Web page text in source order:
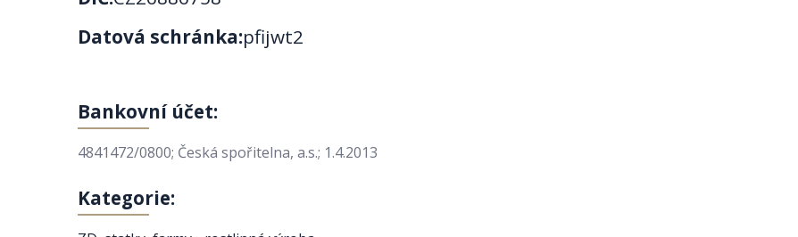
Datová schránka:pfijwt2
Bankovní účet:
4841472/0800; Česká spořitelna, a.s.; 1.4.2013
Kategorie: